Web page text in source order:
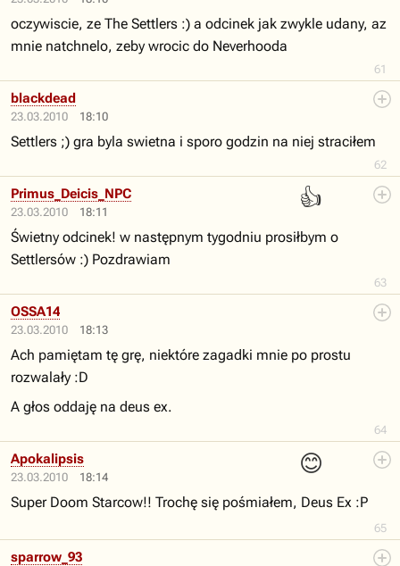
61
oczywiscie, ze The Settlers :) a odcinek jak zwykle udany, az
mnie natchnelo, zeby wrocic do Neverhooda
23.03.2010 18:10
62
blackdead
Settlers ;) gra byla swietna i sporo godzin na niej straciłem
23.03.2010 18:11
👍
63
Primus_Deicis_NPC
Świetny odcinek! w następnym tygodniu prosiłbym o
Settlersów :) Pozdrawiam
23.03.2010 18:13
64
OSSA14
Ach pamiętam tę grę, niektóre zagadki mnie po prostu
rozwalały :D
A głos oddaję na deus ex.
23.03.2010 18:14
😊
65
Apokalipsis
Super Doom Starcow!! Trochę się pośmiałem, Deus Ex :P
sparrow_93